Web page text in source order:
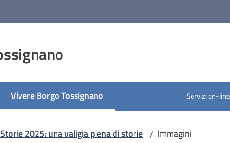
Vivere Borgo Tossignano
Menu selezionato Servizi on-line
Storie 2025: una valigia piena di storie / Immagini